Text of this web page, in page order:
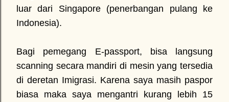
luar dari Singapore (penerbangan pulang ke
Indonesia).
Bagi pemegang E-passport, bisa langsung
scanning secara mandiri di mesin yang tersedia
di deretan Imigrasi. Karena saya masih paspor
biasa maka saya mengantri kurang lebih 15